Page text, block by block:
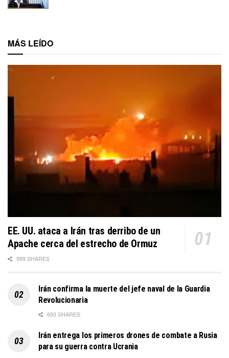
MÁS LEÍDO
EE. UU. ataca a Irán tras derribo de un
Apache cerca del estrecho de Ormuz
999 SHARES
Irán confirma la muerte del jefe naval de la Guardia
Revolucionaria
693 SHARES
Irán entrega los primeros drones de combate a Rusia
para su guerra contra Ucrania